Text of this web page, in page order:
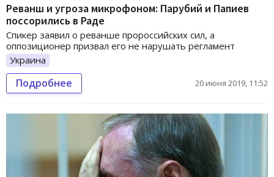
Реванш и угроза микрофоном: Парубий и Папиев
поссорились в Раде
Спикер заявил о реванше пророссийских сил, а
оппозиционер призвал его не нарушать регламент
Украина
Подробнее 20 июня 2019, 11:52